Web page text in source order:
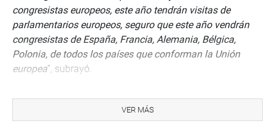
congresistas europeos, este año tendrán visitas de
parlamentarios europeos, seguro que este año vendrán
congresistas de España, Francia, Alemania, Bélgica,
Polonia, de todos los países que conforman la Unión
europea”, subrayó.
El diplomático dijo que la Unión Europea también apoya
de manera directa en temas relacionados con la reforma
VER MÁS